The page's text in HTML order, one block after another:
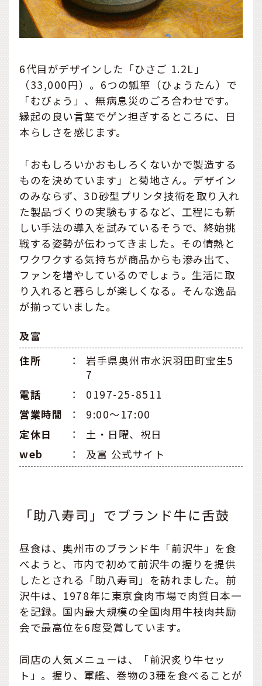
6代目がデザインした「ひさご 1.2L」
（33,000円）。6つの瓢箪（ひょうたん）で
「むびょう」、無病息災のごろ合わせです。
縁起の良い言葉でゲン担ぎするところに、日
本らしさを感じます。
「おもしろいかおもしろくないかで製造する
ものを決めています」と菊地さん。デザイン
のみならず、3D砂型プリンタ技術を取り入れ
た製品づくりの実験もするなど、工程にも新
しい手法の導入を試みているそうで、終始挑
戦する姿勢が伝わってきました。その情熱と
ワクワクする気持ちが商品からも滲み出て、
ファンを増やしているのでしょう。生活に取
り入れると暮らしが楽しくなる。そんな逸品
が揃っていました。
及富
住所
：
岩手県奥州市水沢羽田町宝生5
7
電話
：
0197-25-8511
営業時間
：
9:00〜17:00
定休日
：
土・日曜、祝日
web
： 及富 公式サイト
「助八寿司」でブランド牛に舌鼓
昼食は、奥州市のブランド牛「前沢牛」を食
べようと、市内で初めて前沢牛の握りを提供
したとされる「助八寿司」を訪れました。前
沢牛は、1978年に東京食肉市場で肉質日本一
を記録。国内最大規模の全国肉用牛枝肉共励
会で最高位を6度受賞しています。
同店の人気メニューは、「前沢炙り牛セッ
ト」。握り、軍艦、巻物の3種を食べることが